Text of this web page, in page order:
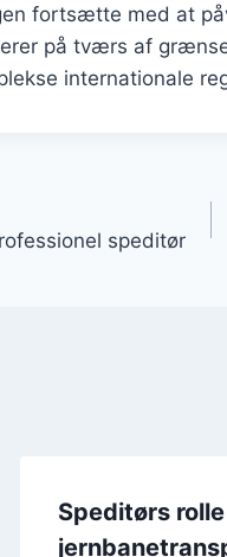
fortsætte med at
på tværs af
internationale
speditør
Speditørs